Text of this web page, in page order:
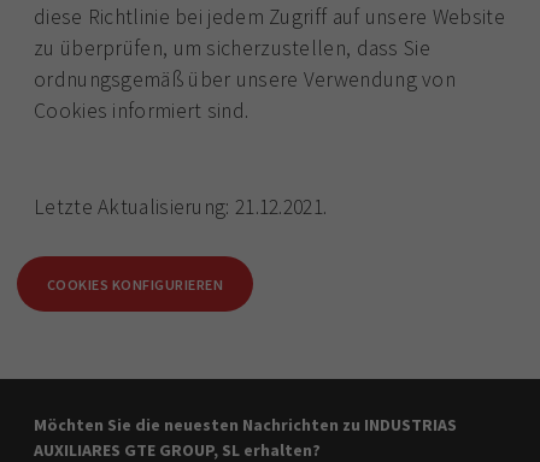
diese Richtlinie bei jedem Zugriff auf unsere Website
zu überprüfen, um sicherzustellen, dass Sie
ordnungsgemäß über unsere Verwendung von
Cookies informiert sind.
Letzte Aktualisierung: 21.12.2021.
COOKIES KONFIGURIEREN
Möchten Sie die neuesten Nachrichten zu INDUSTRIAS
AUXILIARES GTE GROUP, SL erhalten?